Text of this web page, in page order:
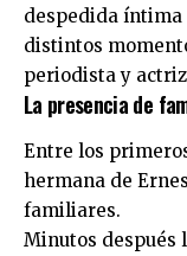
despedida íntima
distintos
periodista y
La presencia de
Entre los
hermana de
familiares.
Minutos después